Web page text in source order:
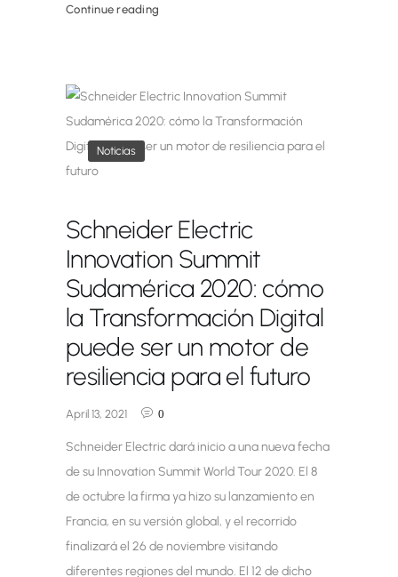
Continue reading
Noticias
Schneider Electric
Innovation Summit
Sudamérica 2020: cómo
la Transformación Digital
puede ser un motor de
resiliencia para el futuro
April 13, 2021 0
Schneider Electric dará inicio a una nueva fecha
de su Innovation Summit World Tour 2020. El 8
de octubre la firma ya hizo su lanzamiento en
Francia, en su versión global, y el recorrido
finalizará el 26 de noviembre visitando
diferentes regiones del mundo. El 12 de dicho